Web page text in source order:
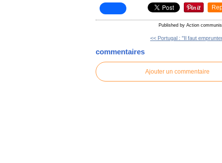
Published by Action
<< Portugal : "Il faut
commentaires
Ajouter un commentaire